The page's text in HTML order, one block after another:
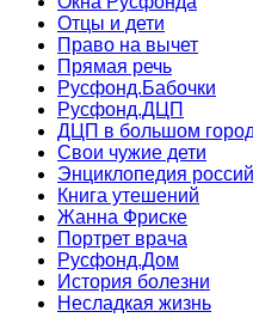
Отцы и дети
Право на вычет
Прямая речь
Русфонд.Бабочки
Русфонд.ДЦП
ДЦП в большом
Свои чужие дети
Энциклопедия
Книга утешений
Жанна Фриске
Портрет врача
Русфонд.Дом
История болезни
Несладкая жизнь